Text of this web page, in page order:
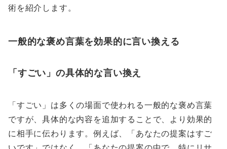
術を紹介します。
一般的な褒め言葉を効果的に言い換える
「すごい」の具体的な言い換え
「すごい」は多くの場面で使われる一般的な褒め言葉
ですが、具体的な内容を追加することで、より効果的
に相手に伝わります。例えば、「あなたの提案はすご